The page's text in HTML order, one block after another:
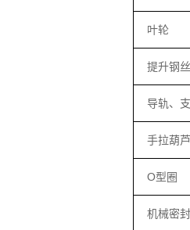
叶轮
提升钢
导轨、
手拉葫芦
O型圈
机械密封